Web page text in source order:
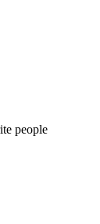
people